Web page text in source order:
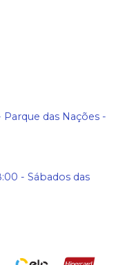
Parque das Nações -
- Sábados das